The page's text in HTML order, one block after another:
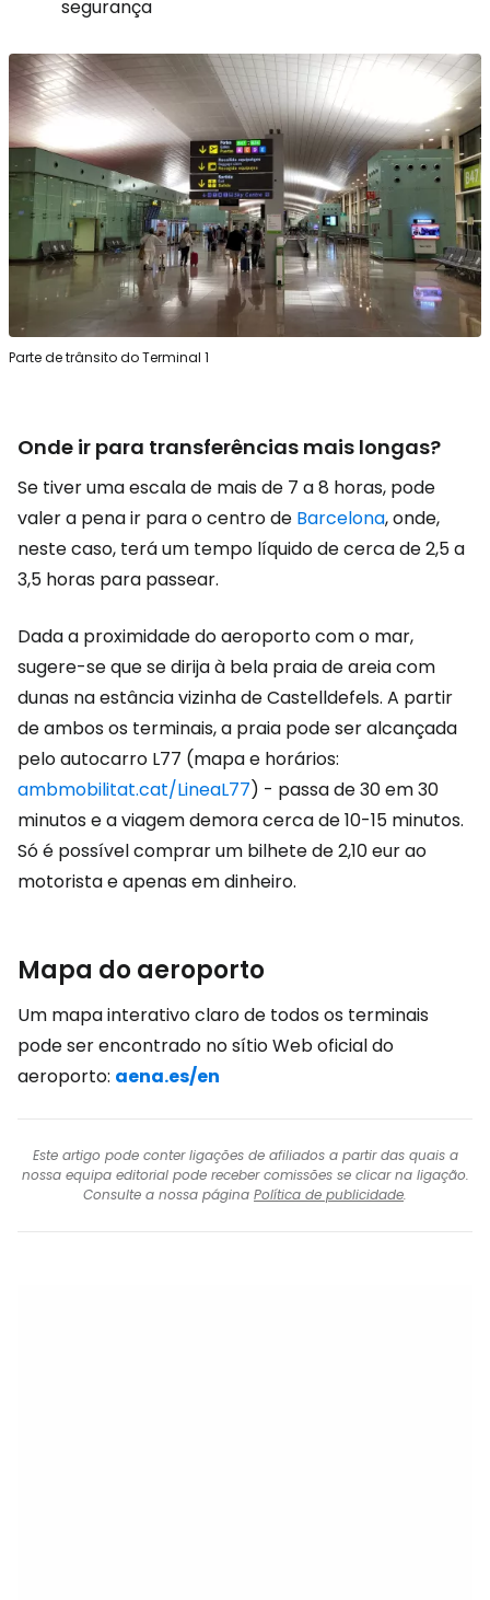
segurança
Parte de trânsito do Terminal 1
Onde ir para transferências mais longas?
Se tiver uma escala de mais de 7 a 8 horas, pode
valer a pena ir para o centro de Barcelona, onde,
neste caso, terá um tempo líquido de cerca de 2,5 a
3,5 horas para passear.
Dada a proximidade do aeroporto com o mar,
sugere-se que se dirija à bela praia de areia com
dunas na estância vizinha de Castelldefels. A partir
de ambos os terminais, a praia pode ser alcançada
pelo autocarro L77 (mapa e horários:
ambmobilitat.cat/LineaL77) - passa de 30 em 30
minutos e a viagem demora cerca de 10-15 minutos.
Só é possível comprar um bilhete de 2,10 eur ao
motorista e apenas em dinheiro.
Mapa do aeroporto
Um mapa interativo claro de todos os terminais
pode ser encontrado no sítio Web oficial do
aeroporto: aena.es/en
Este artigo pode conter ligações de afiliados a partir das quais a
nossa equipa editorial pode receber comissões se clicar na ligação.
Consulte a nossa página Política de publicidade.